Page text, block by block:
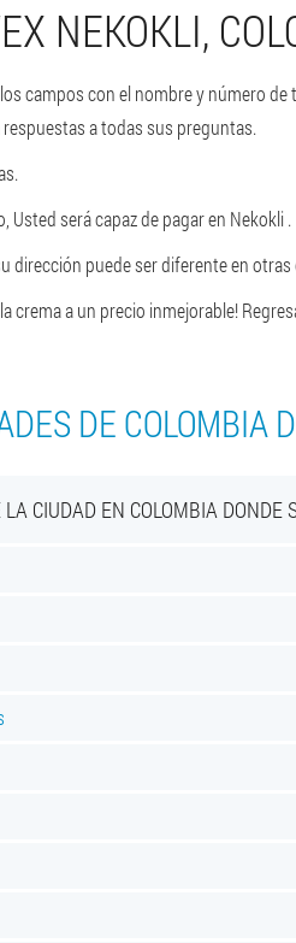
NEKOKLI,
campos con el nombre y número
a todas sus preguntas.
Usted será capaz de pagar en Nekokli .
dirección puede ser diferente en otras
crema a un precio inmejorable!
DE COLOMBIA
LA CIUDAD EN COLOMBIA DONDE